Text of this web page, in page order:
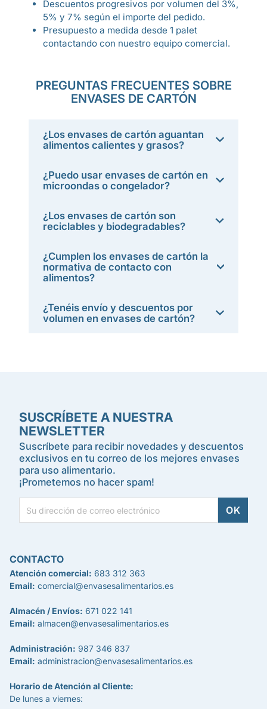
Descuentos progresivos por volumen del 3%,
5% y 7% según el importe del pedido.
Presupuesto a medida desde 1 palet
contactando con nuestro equipo comercial.
PREGUNTAS FRECUENTES SOBRE
ENVASES DE CARTÓN
¿Los envases de cartón aguantan
alimentos calientes y grasos?
¿Puedo usar envases de cartón en
microondas o congelador?
¿Los envases de cartón son
reciclables y biodegradables?
¿Cumplen los envases de cartón la
normativa de contacto con
alimentos?
¿Tenéis envío y descuentos por
volumen en envases de cartón?
SUSCRÍBETE A NUESTRA
NEWSLETTER
Suscríbete para recibir novedades y descuentos
exclusivos en tu correo de los mejores envases
para uso alimentario.
¡Prometemos no hacer spam!
CONTACTO
Atención comercial: 683 312 363
Email: comercial@envasesalimentarios.es
Almacén / Envíos: 671 022 141
Email: almacen@envasesalimentarios.es
Administración: 987 346 837
Email: administracion@envasesalimentarios.es
Horario de Atención al Cliente:
De lunes a viernes: